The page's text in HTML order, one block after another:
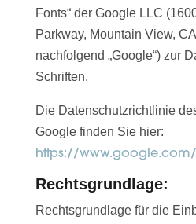
Fonts“ der Google LLC
Parkway, Mountain View,
nachfolgend „Google“) zur
Schriften.
Die Datenschutzrichtlinie
Google finden Sie hier:
https://
Rechtsgrundlage:
Rechtsgrundlage für die